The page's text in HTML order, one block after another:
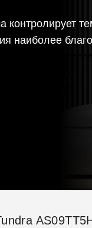
контролирует
наиболее